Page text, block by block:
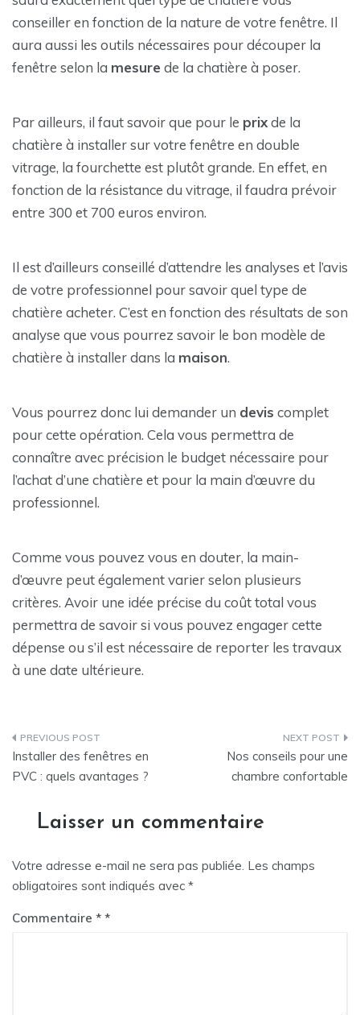
conseiller en fonction de la nature de votre fenêtre. Il
aura aussi les outils nécessaires pour découper la
fenêtre selon la mesure de la chatière à poser.
Par ailleurs, il faut savoir que pour le prixde la
chatière à installer sur votre fenêtre en double
vitrage, la fourchette est plutôt grande. En effet, en
fonction de la résistance du vitrage, il faudra prévoir
entre 300 et 700 euros environ.
Il est d’ailleurs conseillé d’attendre les analyses et l’avis
de votre professionnel pour savoir quel type de
chatière acheter. C’est en fonction des résultats de son
analyse que vous pourrez savoir le bon modèle de
chatière à installer dans la maison.
Vous pourrez donc lui demander un devis complet
pour cette opération. Cela vous permettra de
connaître avec précision le budget nécessaire pour
l’achat d’une chatière et pour la main d’œuvre du
professionnel.
Comme vous pouvez vous en douter, la main-
d’œuvre peut également varier selon plusieurs
critères. Avoir une idée précise du coût total vous
permettra de savoir si vous pouvez engager cette
dépense ou s’il est nécessaire de reporter les travaux
à une date ultérieure.
Navigation
de
l’article
Installer des fenêtres en
PVC : quels avantages ?
Nos conseils pour une
chambre confortable
Laisser un commentaire
Votre adresse e-mail ne sera pas publiée. Les champs
obligatoires sont indiqués avec *
Commentaire *